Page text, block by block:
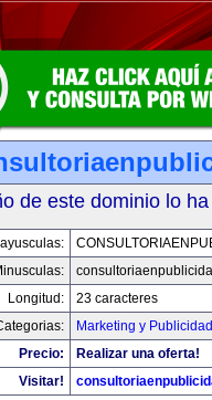
de este dominio lo
Longitud:
23 caracteres
Marketing y Publicidad
Precio:
Realizar una oferta!
Visitar!